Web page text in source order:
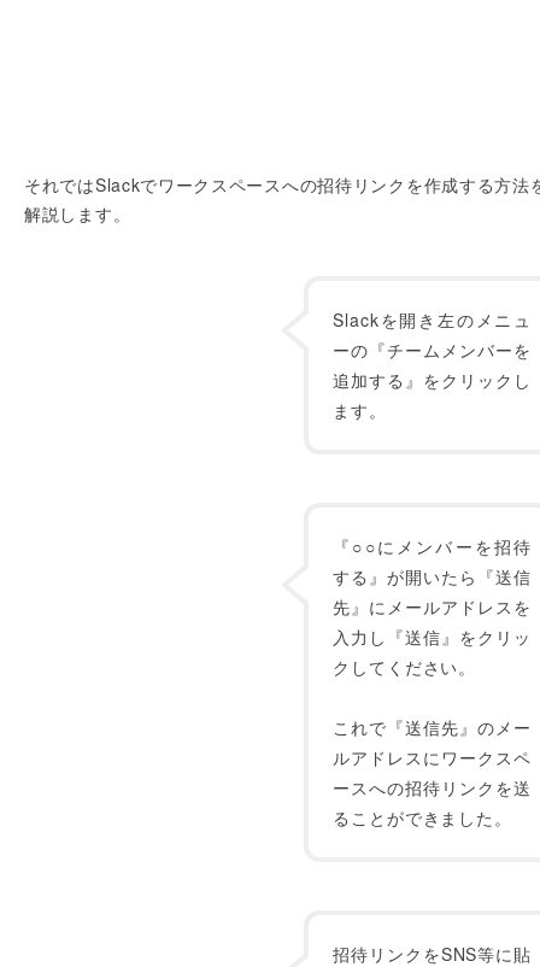
それではSlackでワークスペースへの招待リンクを作成する方法
解説します。
Slackを開き左のメニュ
ーの『チームメンバーを
追加する』をクリックし
ます。
『○○にメンバーを招待
する』が開いたら『送信
先』にメールアドレスを
入力し『送信』をクリッ
クしてください。
これで『送信先』のメー
ルアドレスにワークスペ
ースへの招待リンクを送
ることができました。
招待リンクをSNS等に貼